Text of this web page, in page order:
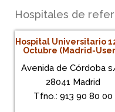
Hospitales de
Hospital Universitario
Octubre (Madrid-
Avenida de Córdoba
28041 Madrid
Tfno.: 913 90 80 00